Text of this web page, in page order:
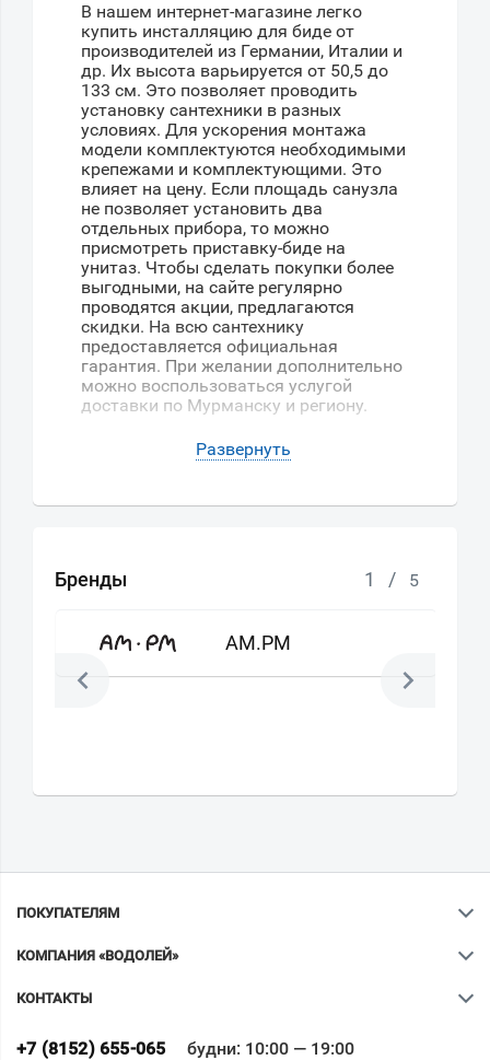
В нашем интернет-магазине легко
купить инсталляцию для биде от
производителей из Германии, Италии и
др. Их высота варьируется от 50,5 до
133 см. Это позволяет проводить
установку сантехники в разных
условиях. Для ускорения монтажа
модели комплектуются необходимыми
крепежами и комплектующими. Это
влияет на цену. Если площадь санузла
не позволяет установить два
отдельных прибора, то можно
присмотреть приставку-биде на
унитаз. Чтобы сделать покупки более
выгодными, на сайте регулярно
проводятся акции, предлагаются
скидки. На всю сантехнику
предоставляется официальная
гарантия. При желании дополнительно
можно воспользоваться услугой
доставки по Мурманску и региону.
Бренды 1 / 5
AM.PM
ПОКУПАТЕЛЯМ
КОМПАНИЯ «ВОДОЛЕЙ»
КОНТАКТЫ
+7 (8152) 655-065 будни: 10:00 — 19:00